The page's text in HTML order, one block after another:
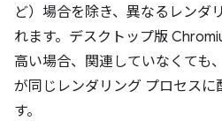
ど）場合を除き、異なるレンダ
れます。デスクトップ版
高い場合、関連していなくても
が同じレンダリング プロセスに
す。